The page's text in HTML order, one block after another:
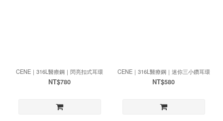
CENE｜316L醫療鋼｜閃亮扣式耳環
NT$780
CENE｜316L醫療鋼｜迷你三小鑽耳環
NT$580